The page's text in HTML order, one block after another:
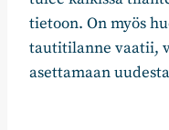
tietoon. On myös
tautitilanne vaatii,
asettamaan